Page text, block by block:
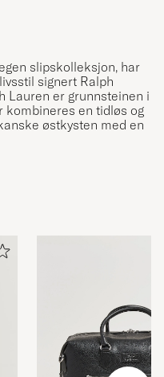
slipskolleksjon, har
signert Ralph
Lauren er grunnsteinen i
kombineres en tidløs og
østkysten med en